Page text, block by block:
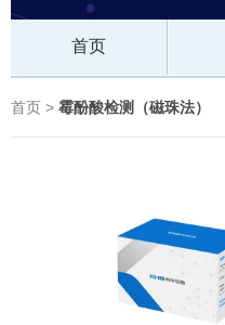
首页
首页 > 霉酚酸检测（磁珠法）